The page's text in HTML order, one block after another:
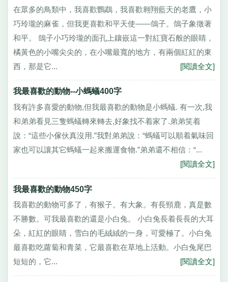
在眾多的鳥類中，我喜歡鸚鵡，我喜歡翱翔藍天的老鷹，小
巧玲瓏的麻雀，但我更喜歡和平天使——鴿子。鴿子象徵著
和平。 鴿子小巧玲瓏的面孔上鑲嵌這一對紅寶石般的眼睛，
橘黃色的小嘴尖尖的，在小嘴最寬的地方，有兩個紅紅的東
西，那是它...
[閱讀全文]
我最喜歡的動物--小螞蟻400字
我有許多喜愛的動物,但我最喜歡的動物是小螞蟻. 有一次,我
和弟弟看見三隻螞蟻轉來轉去,好象找不着家了.弟弟笑着
說：“這些小傢伙真沒用.”我對弟弟說：“螞蟻可以順着氣味回
家也可以讓其它螞蟻一起來搬運食物.”弟弟還不相信：“...
[閱讀全文]
我最喜歡的動物450字
我喜歡的動物可多了，有猴子。有大象。有長頸鹿，真是數
不勝數。可我最喜歡的還是小白兔。 小白兔長着長長的大耳
朵，紅紅的眼睛，雪白的毛絨絨的一身，可愛極了。小白兔
最喜歡吃蘿蔔和青菜，它最喜歡在草地上活動。小白兔尾巴
短短的，它...
[閱讀全文]